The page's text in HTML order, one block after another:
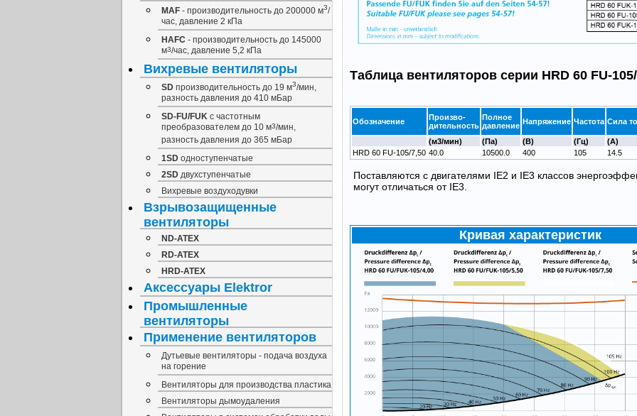
Таблица вентиляторов серии HRD 60 FU-
Обозначение
Произво-
дительность
Полное
давление Напряжение Частота Сила
(м3/мин) (Па) (В) (Гц)
(А)
HRD 60 FU-105/7,50 40.0 10500.0 400 105 14.5
Поставляются с двигателями IE2 и IE3 классов
могут отличаться от IE3.
Кривая характеристик
MAF - производительность до 200000 м3/
час, давление 2 кПа
НAFС - производительность до 145000
м3/час, давление 5,2 кПа
Вихревые вентиляторы
SD производительность до 19 м3/мин,
разность давления до 410 мБар
SD-FU/FUK с частотным
преобразователем до 10 м3/мин,
разность давления до 365 мБар
1SD одноступенчатые
2SD двухступенчатые
Вихревые воздуходувки
Взрывозащищенные
вентиляторы
ND-ATEX
RD-ATEX
HRD-ATEX
Аксессуары Elektror
Промышленные
вентиляторы
Применение вентиляторов
Дутьевые вентиляторы - подача воздуха
на горение
Вентиляторы для производства пластика
Вентиляторы дымоудаления